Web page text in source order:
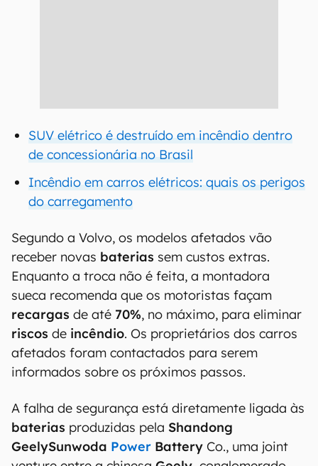
SUV elétrico é destruído em incêndio dentro
de concessionária no Brasil
Incêndio em carros elétricos: quais os perigos
do carregamento
Segundo a Volvo, os modelos afetados vão
receber novas baterias sem custos extras.
Enquanto a troca não é feita, a montadora
sueca recomenda que os motoristas façam
recargas de até 70%, no máximo, para eliminar
riscos de incêndio. Os proprietários dos carros
afetados foram contactados para serem
informados sobre os próximos passos.
A falha de segurança está diretamente ligada às
baterias produzidas pela Shandong
GeelySunwoda Power Battery Co., uma joint